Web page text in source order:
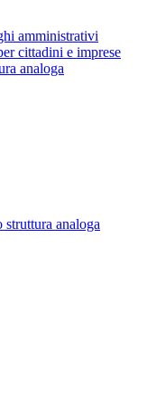
amministrativi
cittadini e imprese
analoga
analoga